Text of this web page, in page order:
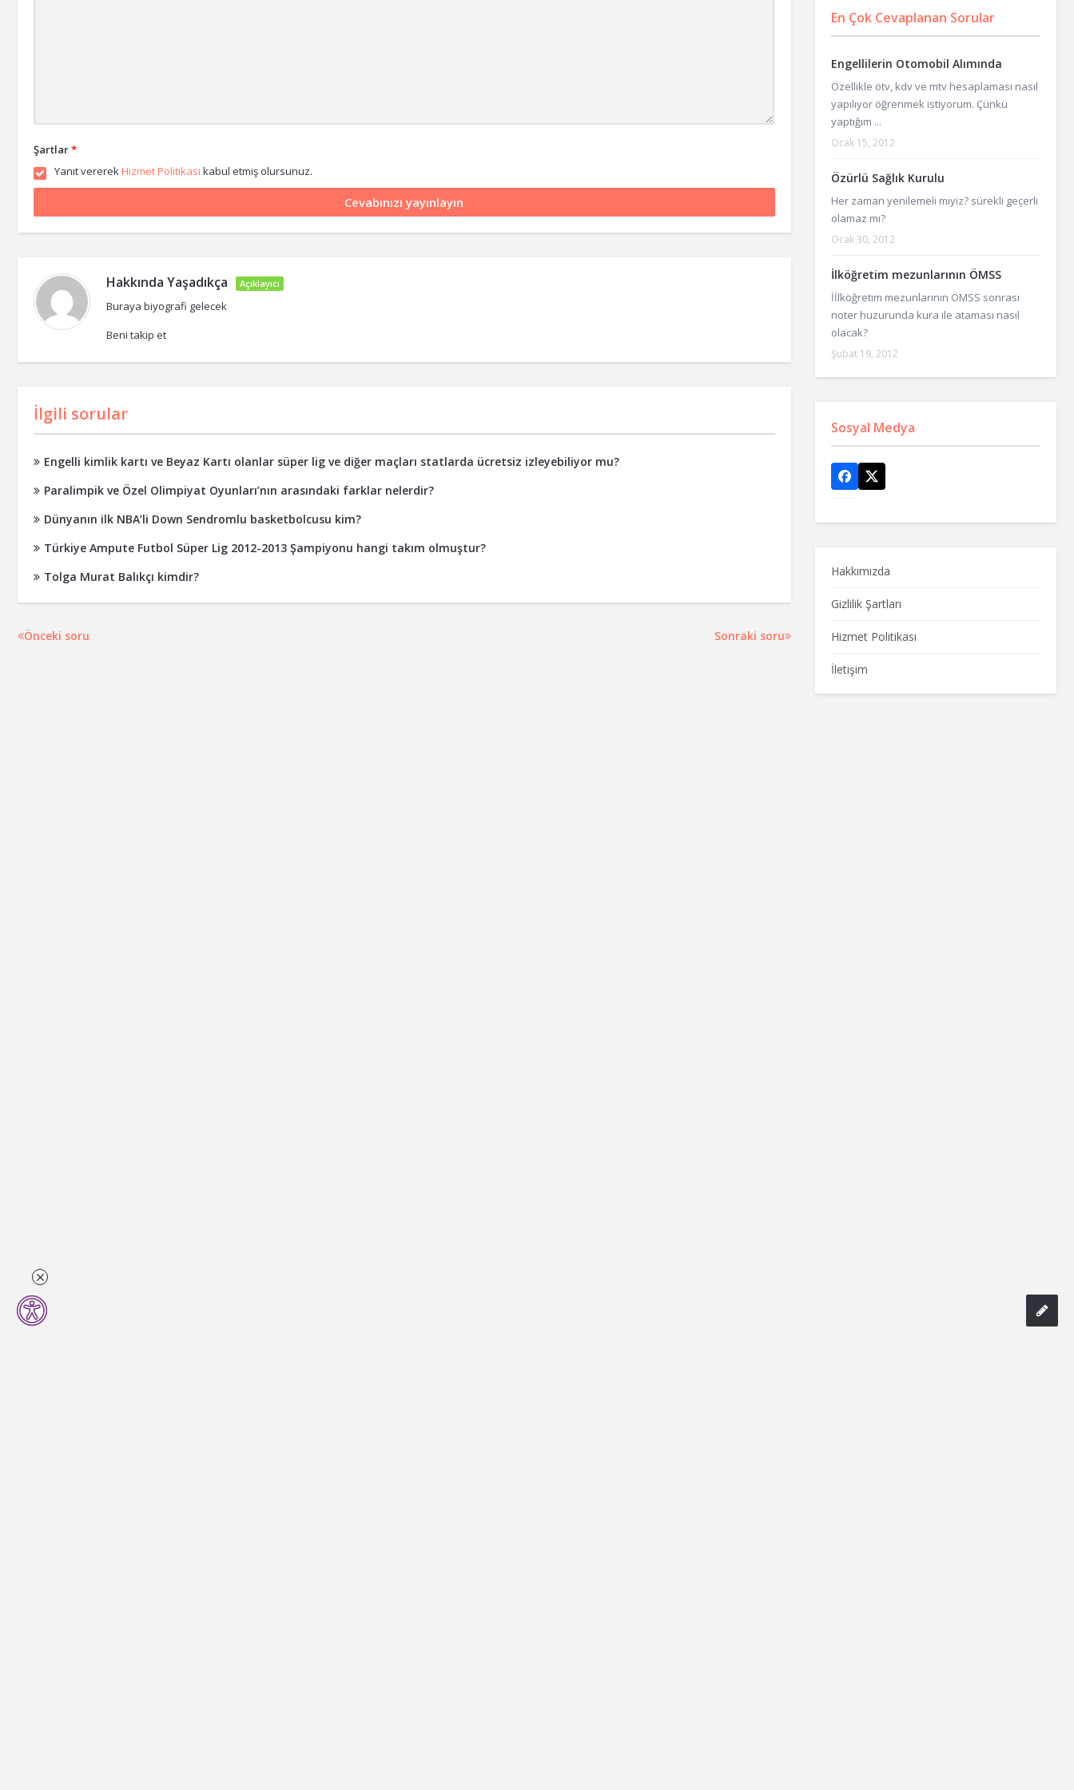
Şartlar*
Yanıt vererek Hizmet Politikası kabul etmiş olursunuz.
Hakkında Yaşadıkça Açıklayıcı
Buraya biyografi gelecek
Beni takip et
İlgili sorular
Engelli kimlik kartı ve Beyaz Kartı olanlar süper lig ve diğer maçları statlarda ücretsiz izleyebiliyor mu?
Paralimpik ve Özel Olimpiyat Oyunları’nın arasındaki farklar nelerdir?
Dünyanın ilk NBA’li Down Sendromlu basketbolcusu kim?
Türkiye Ampute Futbol Süper Lig 2012-2013 Şampiyonu hangi takım olmuştur?
Tolga Murat Balıkçı kimdir?
Önceki soru Sonraki soru
En Çok Cevaplanan Sorular
Engellilerin Otomobil Alımında
Özellikle ötv, kdv ve mtv hesaplaması nasıl
yapılıyor öğrenmek istiyorum. Çünkü
yaptığım ...
Ocak 15, 2012
Özürlü Sağlık Kurulu
Her zaman yenilemeli miyiz? sürekli geçerli
olamaz mı?
Ocak 30, 2012
İlköğretim mezunlarının ÖMSS
İİlköğretim mezunlarının ÖMSS sonrası
noter huzurunda kura ile ataması nasıl
olacak?
Şubat 19, 2012
Sosyal Medya
Hakkımızda
Gizlilik Şartları
Hizmet Politikası
İletişim